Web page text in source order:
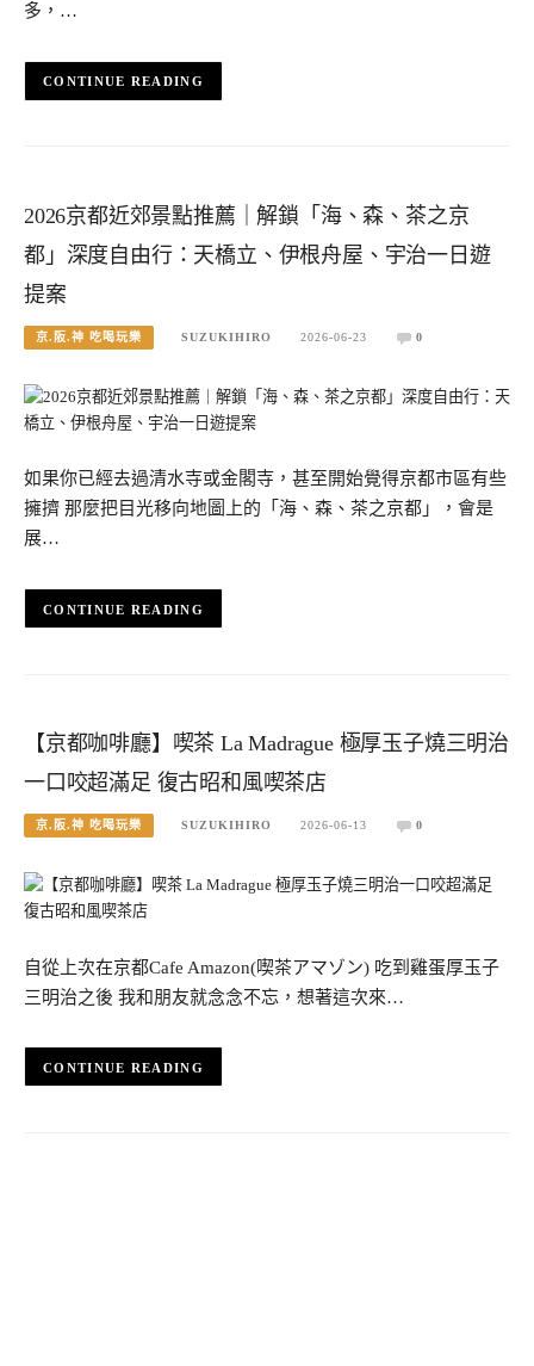
多，…
CONTINUE READING
2026京都近郊景點推薦｜解鎖「海、森、茶之京
都」深度自由行：天橋立、伊根舟屋、宇治一日遊
提案
京.阪.神 吃喝玩樂 SUZUKIHIRO 2026-06-23 0
如果你已經去過清水寺或金閣寺，甚至開始覺得京都市區有些
擁擠 那麼把目光移向地圖上的「海、森、茶之京都」，會是
展…
CONTINUE READING
【京都咖啡廳】喫茶 La Madrague 極厚玉子燒三明治
一口咬超滿足 復古昭和風喫茶店
京.阪.神 吃喝玩樂 SUZUKIHIRO 2026-06-13 0
自從上次在京都Cafe Amazon(喫茶アマゾン) 吃到雞蛋厚玉子
三明治之後 我和朋友就念念不忘，想著這次來…
CONTINUE READING